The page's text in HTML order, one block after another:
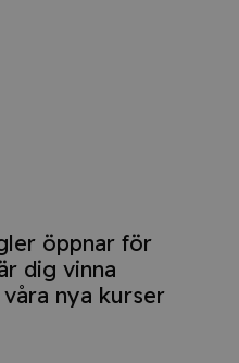
öppnar för
dig vinna
nya kurser